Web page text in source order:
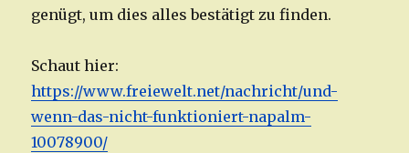
genügt, um dies alles bestätigt zu finden.
Schaut hier:
https://www.freiewelt.net/nachricht/und-
wenn-das-nicht-funktioniert-napalm-
10078900/